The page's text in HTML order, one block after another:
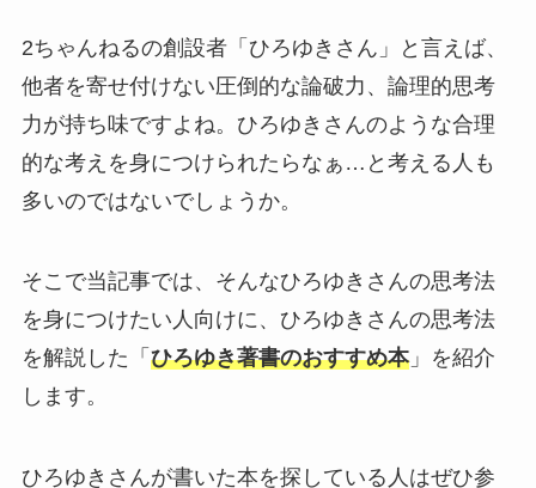
2ちゃんねるの創設者「ひろゆきさん」と言えば、
他者を寄せ付けない圧倒的な論破力、論理的思考
力が持ち味ですよね。ひろゆきさんのような合理
的な考えを身につけられたらなぁ…と考える人も
多いのではないでしょうか。
そこで当記事では、そんなひろゆきさんの思考法
を身につけたい人向けに、ひろゆきさんの思考法
を解説した「 ひろゆき著書のおすすめ本」を紹介
します。
ひろゆきさんが書いた本を探している人はぜひ参